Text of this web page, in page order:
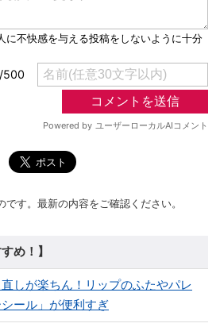
す。最新の内容をご確認ください。
め！】
直しが楽ちん！リップのふたやパレ
ール」が便利すぎ